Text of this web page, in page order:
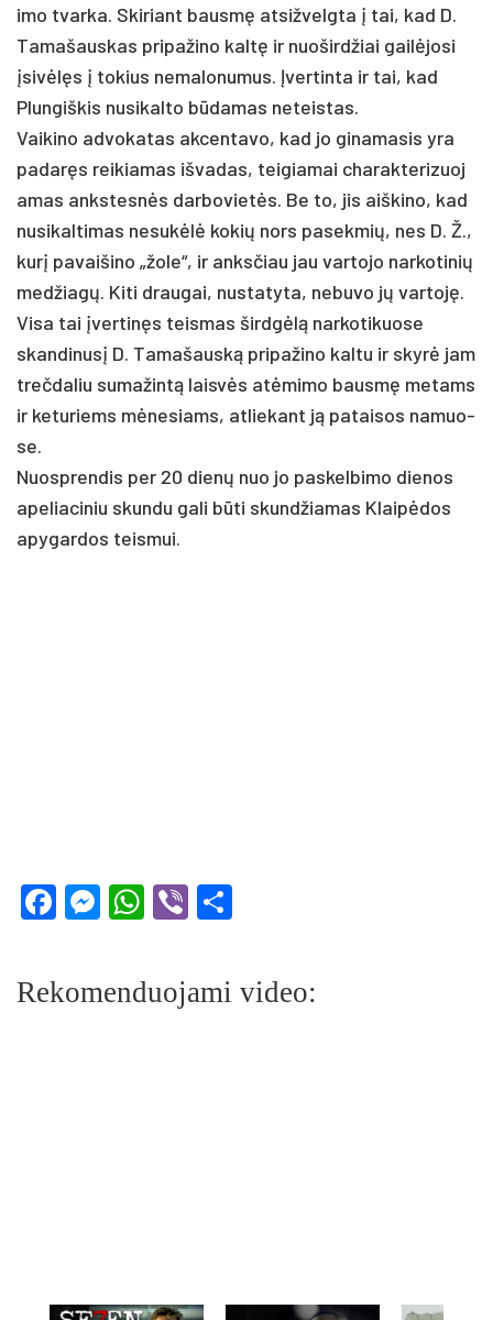
i­mo tvar­ka. Ski­riant bausmę at­si­žvelg­ta į tai, kad D.
Ta­ma­šaus­kas pri­pa­ži­no kaltę ir nuo­šird­žiai gailė­jo­si
įsivėlęs į to­kius ne­ma­lo­nu­mus. Įver­tin­ta ir tai, kad
Plungiškis nu­si­kal­to būda­mas ne­teis­tas.
Vai­ki­no ad­vo­ka­tas ak­cen­ta­vo, kad jo gi­na­ma­sis yra
pa­daręs rei­kia­mas iš­va­das, tei­gia­mai cha­rak­te­ri­zuo­j
a­mas anks­tesnės dar­bo­vietės. Be to, jis aiš­ki­no, kad
nu­si­kal­ti­mas ne­sukėlė ko­kių nors pa­sek­mių, nes D. Ž.,
kurį pa­vai­ši­no „žo­le“, ir anks­čiau jau var­to­jo nar­ko­ti­nių
med­žiagų. Ki­ti drau­gai, nu­sta­ty­ta, ne­bu­vo jų var­toję.
Vi­sa tai įver­tinęs teis­mas širdgėlą nar­ko­ti­kuo­se
skan­di­nusį D. Ta­ma­šauską pri­pa­ži­no kal­tu ir skyrė jam
treč­da­liu su­ma­žintą laisvės at­ėmi­mo bausmę me­tams
ir ke­tu­riems mėne­siams, at­lie­kant ją pa­tai­sos na­muo­
se.
Nuosp­ren­dis per 20 dienų nuo jo pa­skel­bi­mo die­nos
ape­lia­ci­niu skun­du ga­li būti skund­žia­mas Klaipė­dos
apy­gar­dos teis­mui.
Facebook
Messenger
WhatsApp
Viber
Rekomenduojami video: